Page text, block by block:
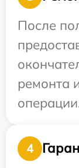
После
ремонта
4